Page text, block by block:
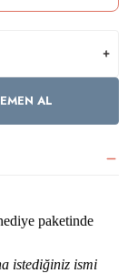
AL
paketinde
istediğiniz ismi